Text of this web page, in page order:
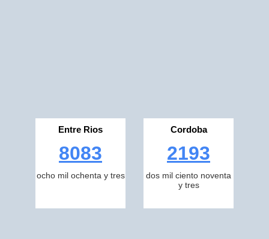
Entre Rios
8083
ocho mil ochenta y tres
Cordoba
2193
dos mil ciento noventa
y tres